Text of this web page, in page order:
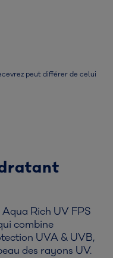
peut différer de celui
Rich UV FPS
combine
UVA & UVB,
des rayons UV.